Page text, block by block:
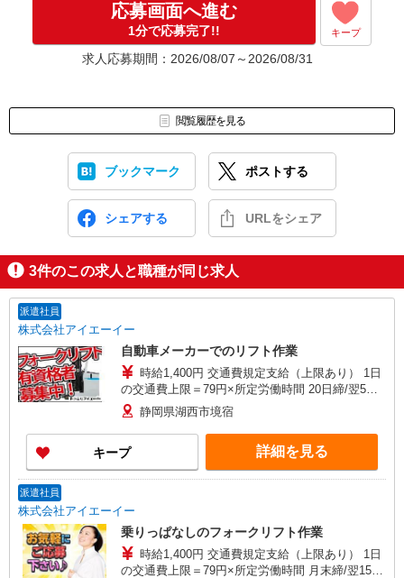
応募⇒最短で2日後からの勤務も可能です！
応募画面へ進む
1分で応募完了!! キープ
求人応募期間：2026/08/07～2026/08/31
閲覧履歴を見る
ブックマーク ポストする
シェアする URLをシェア
3件のこの求人と職種が同じ求人
派遣社員
株式会社アイエーイー
自動車メーカーでのリフト作業
時給1,400円 交通費規定支給（上限あり） 1日
の交通費上限＝79円×所定労働時間 20日締/翌5日
払 静岡県湖西市境宿
キープ 詳細を見る
派遣社員
株式会社アイエーイー
乗りっぱなしのフォークリフト作業
時給1,400円 交通費規定支給（上限あり） 1日
の交通費上限＝79円×所定労働時間 月末締/翌15日